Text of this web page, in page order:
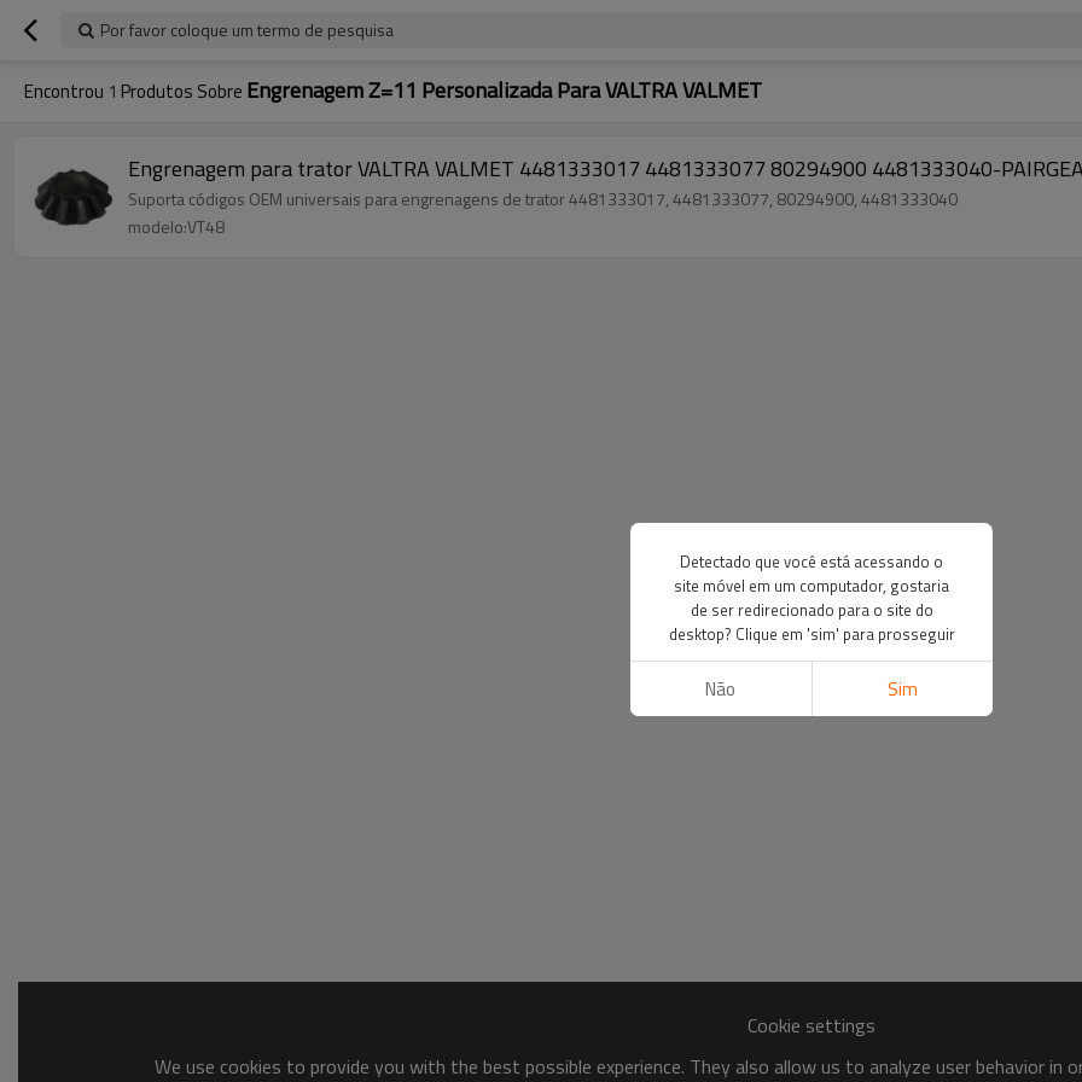
Por favor coloque um termo de pesquisa
Encontrou 1 Produtos Sobre Engrenagem Z=11 Personalizada Para VALTRA VALMET
Engrenagem para trator VALTRA VALMET 4481333017 4481333077 80294900 4481333040-
Suporta códigos OEM universais para engrenagens de trator 4481333017, 4481333077, 80294900, 4481333040
modelo:VT48
Cookie settings
We use cookies to provide you with the best possible experience. They also allow us to analyze user behavior
Detectado que você está acessando o
site móvel em um computador, gostaria
de ser redirecionado para o site do
desktop? Clique em 'sim' para prosseguir
Não Sim